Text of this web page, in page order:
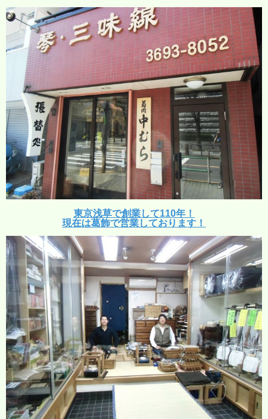
東京浅草で創業して110年！
現在は葛飾で営業しております！